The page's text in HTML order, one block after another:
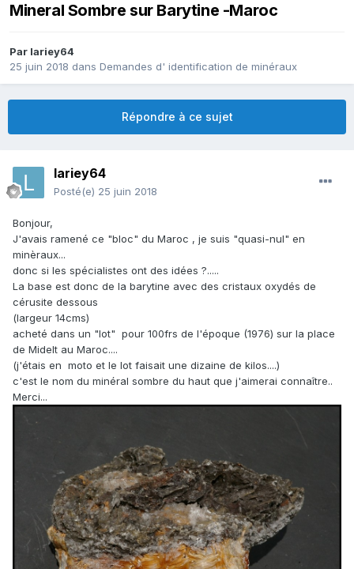
Mineral Sombre sur Barytine -Maroc
Par lariey64
25 juin 2018 dans Demandes d' identification de minéraux
Répondre à ce sujet
lariey64
Posté(e) 25 juin 2018
Bonjour,
J'avais ramené ce "bloc" du Maroc , je suis "quasi-nul" en
minèraux...
donc si les spécialistes ont des idées ?.....
La base est donc de la barytine avec des cristaux oxydés de
cérusite dessous
(largeur 14cms)
acheté dans un "lot" pour 100frs de l'époque (1976) sur la place
de Midelt au Maroc....
(j'étais en moto et le lot faisait une dizaine de kilos....)
c'est le nom du minéral sombre du haut que j'aimerai connaître..
Merci...